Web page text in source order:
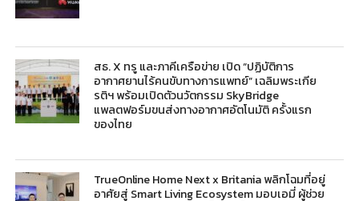
สธ. X ทรู และภาคีเครือข่าย เปิด “ปฏิบัติการ
อากาศยานไร้คนขับทางการแพทย์” เฉลิมพระเกีย
รติฯ พร้อมเปิดตัวนวัตกรรม SkyBridge
แพลตฟอร์มขนส่งทางอากาศอัตโนมัติ ครั้งแรก
ของไทย
TrueOnline Home Next x Britania พลิกโฉมที่อยู่
อาศัยสู่ Smart Living Ecosystem มอบเอมี่ ผู้ช่วย